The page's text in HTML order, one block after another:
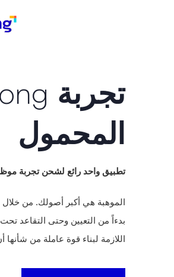
تجربة
المحمول
تطبيق واحد رائع لشحن تجربة
الموهبة هي أكبر أصولك. من خلال
بدءاً من التعيين وحتى التقاعد
اللازمة لبناء قوة عاملة من